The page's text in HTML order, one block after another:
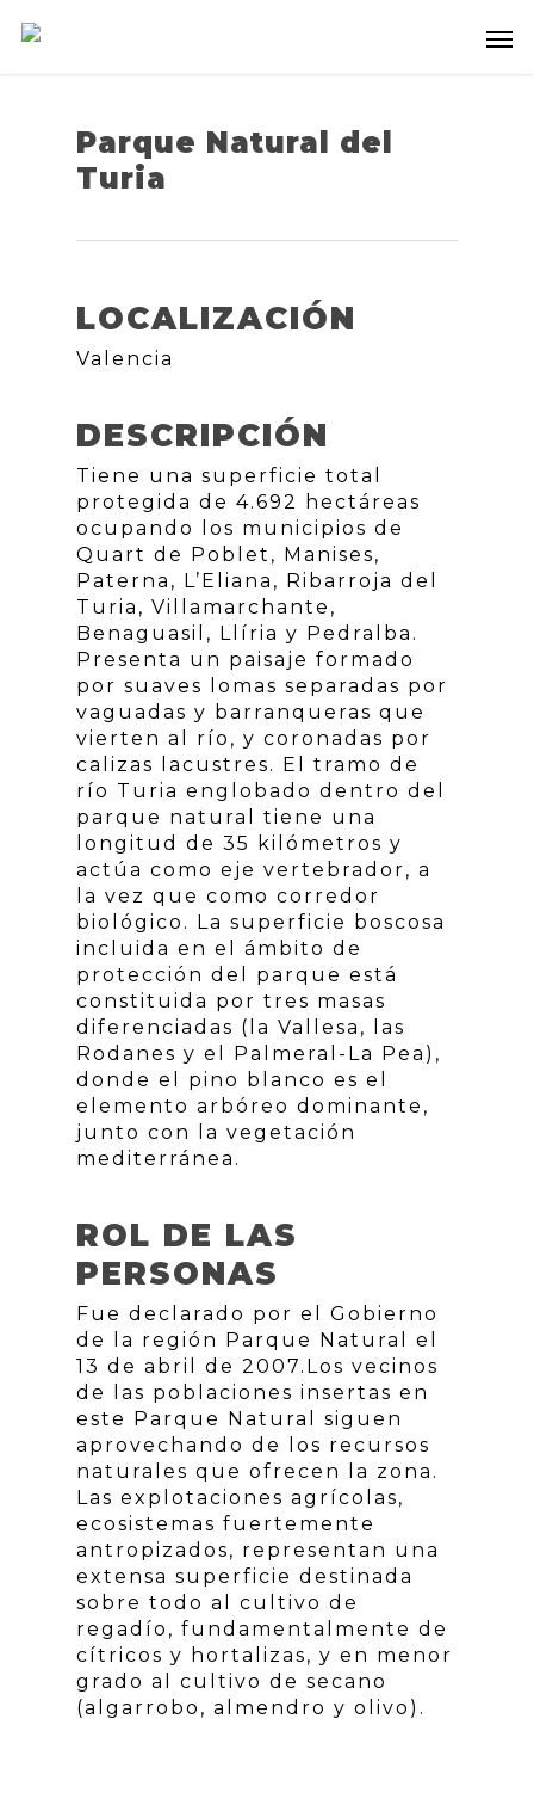
Parque Natural del
Turia
LOCALIZACIÓN
Valencia
DESCRIPCIÓN
Tiene una superficie total
protegida de 4.692 hectáreas
ocupando los municipios de
Quart de Poblet, Manises,
Paterna, L’Eliana, Ribarroja del
Turia, Villamarchante,
Benaguasil, Llíria y Pedralba.
Presenta un paisaje formado
por suaves lomas separadas por
vaguadas y barranqueras que
vierten al río, y coronadas por
calizas lacustres. El tramo de
río Turia englobado dentro del
parque natural tiene una
longitud de 35 kilómetros y
actúa como eje vertebrador, a
la vez que como corredor
biológico. La superficie boscosa
incluida en el ámbito de
protección del parque está
constituida por tres masas
diferenciadas (la Vallesa, las
Rodanes y el Palmeral-La Pea),
donde el pino blanco es el
elemento arbóreo dominante,
junto con la vegetación
mediterránea.
ROL DE LAS
PERSONAS
Fue declarado por el Gobierno
de la región Parque Natural el
13 de abril de 2007.Los vecinos
de las poblaciones insertas en
este Parque Natural siguen
aprovechando de los recursos
naturales que ofrecen la zona.
Las explotaciones agrícolas,
ecosistemas fuertemente
antropizados, representan una
extensa superficie destinada
sobre todo al cultivo de
regadío, fundamentalmente de
cítricos y hortalizas, y en menor
grado al cultivo de secano
(algarrobo, almendro y olivo).